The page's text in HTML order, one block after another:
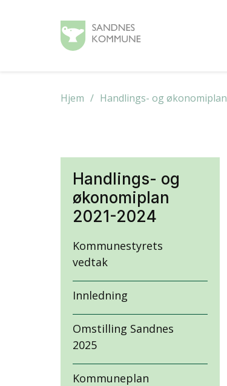
Hjem Handlings- og økonomiplan
Handlings- og
økonomiplan
2021-2024
Kommunestyrets
vedtak
Innledning
Omstilling Sandnes
2025
Kommuneplan